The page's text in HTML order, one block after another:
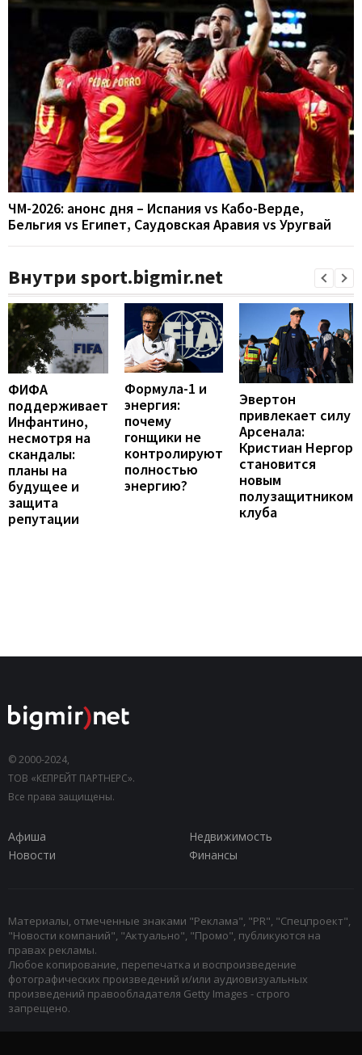
ЧМ-2026: анонс дня – Испания vs Кабо-Верде,
Бельгия vs Египет, Саудовская Аравия vs Уругвай
Внутри sport.bigmir.net
ФИФА
поддерживает
Инфантино,
несмотря на
скандалы:
планы на
будущее и
защита
репутации
Формула-1 и
энергия:
почему
гонщики не
контролируют
полностью
энергию?
Эвертон
привлекает силу
Арсенала:
Кристиан Нергор
становится
новым
полузащитником
клуба
© 2000-2024,
ТОВ «КЕПРЕЙТ ПАРТНЕРС».
Все права защищены.
Афиша
Недвижимость
Новости
Финансы
Материалы, отмеченные знаками "Реклама", "PR", "Спецпроект",
"Новости компаний", "Актуально", "Промо", публикуются на
правах рекламы.
Любое копирование, перепечатка и воспроизведение
фотографических произведений и/или аудиовизуальных
произведений правообладателя Getty Images - строго
запрещено.